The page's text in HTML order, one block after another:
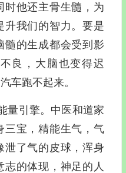
时他还主骨生髓，为
升我们的智力。要是
髓的生成都会受到影
良，大脑也变得迟
车跑不起来。
量引擎。中医和道家
三宝，精能生气，气
泄了气的皮球，浑身
的体现，神足的人